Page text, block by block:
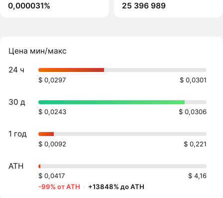
0,000031%
25 396 989
Цена мин/макс
24 ч
$ 0,0297 $ 0,0301
30 д
$ 0,0243 $ 0,0306
1 год
$ 0,0092 $ 0,221
ATH
$ 0,0417
$ 4,16
-99% от ATH · +13848% до ATH